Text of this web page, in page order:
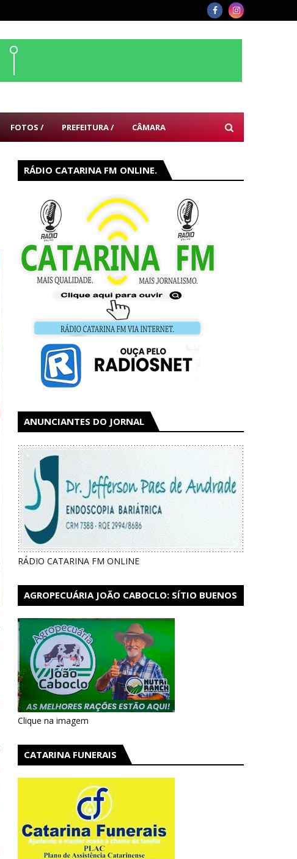
FOTOS / PREFEITURA / CÂMARA
RÁDIO CATARINA FM ONLINE.
ANUNCIANTES DO JORNAL
RÁDIO CATARINA FM ONLINE
AGROPECUÁRIA JOÃO CABOCLO: SÍTIO BUENOS
Clique na imagem
CATARINA FUNERAIS